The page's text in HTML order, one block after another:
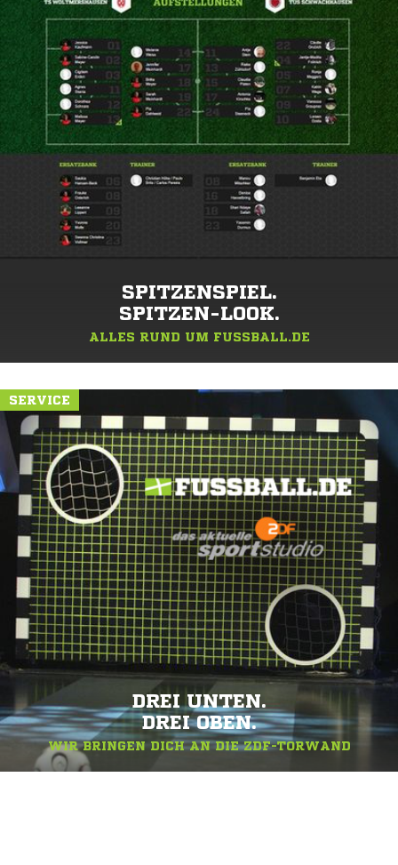
SPITZENSPIEL.
SPITZEN-LOOK.
ALLES RUND UM FUSSBALL.DE
SERVICE
DREI UNTEN.
DREI OBEN.
WIR BRINGEN DICH AN DIE ZDF-TORWAND